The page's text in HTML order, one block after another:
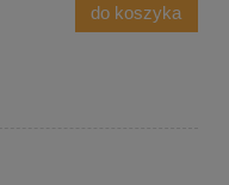
do koszyka